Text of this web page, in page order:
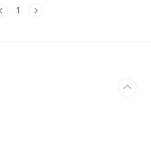
단순한 강사를 넘어 수험생들에게 학습
1